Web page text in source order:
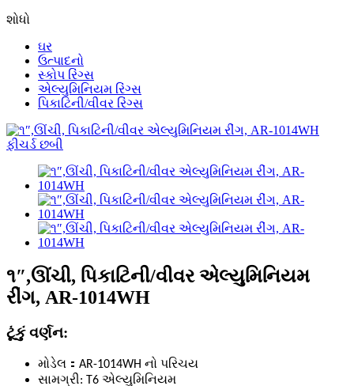
શોધો
ઘર
ઉત્પાદનો
સ્કોપ રિંગ્સ
એલ્યુમિનિયમ રિંગ્સ
પિકાટિની/વીવર રિંગ્સ
૧″,ઊંચી, પિકાટિની/વીવર એલ્યુમિનિયમ
રીંગ, AR-1014WH
ટૂંકું વર્ણન:
મોડેલ ： AR-1014WH નો પરિચય
સામગ્રી: T6 એલ્યુમિનિયમ